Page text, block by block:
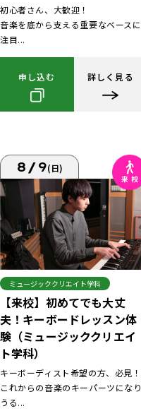
初心者さん、大歓迎！
音楽を底から支える重要なベースに
注目...
申し込む 詳しく見る
8/9(日)
ミュージッククリエイト学科
【来校】初めてでも大丈
夫！キーボードレッスン体
験（ミュージッククリエイ
ト学科）
キーボーディスト希望の方、必見！
これからの音楽のキーパーツになり
うる...